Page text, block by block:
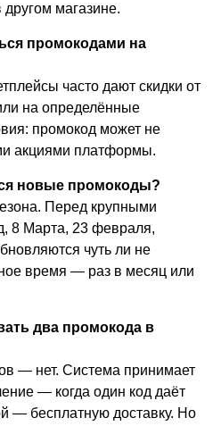
магазине.
промокодами на
часто дают скидки от
на определённые
промокод может не
акциями платформы.
новые промокоды?
Перед крупными
8 Марта, 23 февраля,
чуть ли не
время — раз в месяц или
два промокода в
— нет. Система принимает
— когда один код даёт
— бесплатную доставку. Но